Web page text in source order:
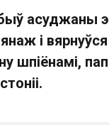
быў асуджаны
і
шпіёнамі,